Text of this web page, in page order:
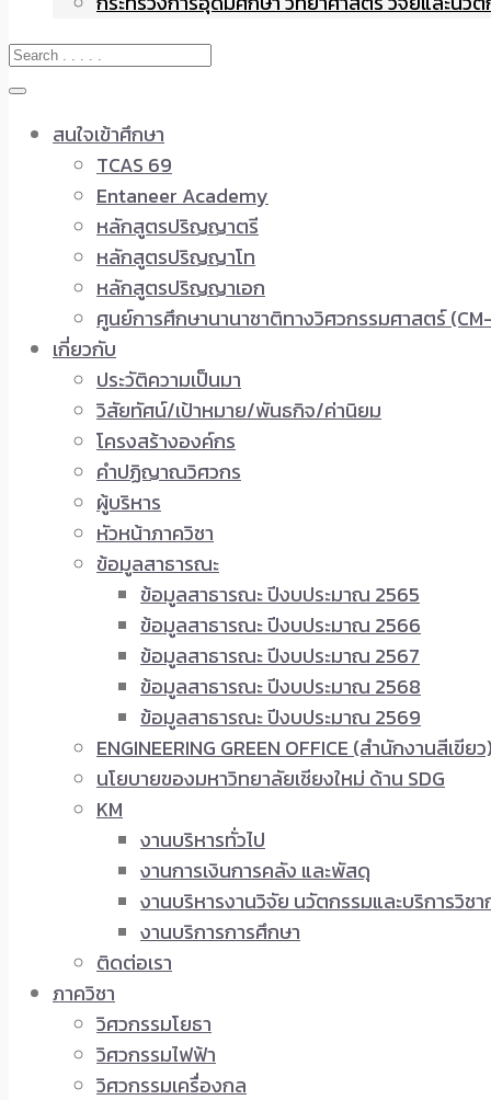
สนใจเข้าศึกษา
TCAS 69
Entaneer Academy
หลักสูตรปริญญาตรี
หลักสูตรปริญญาโท
หลักสูตรปริญญาเอก
ศูนย์การศึกษานานาชาติทางวิศวกรรมศาสตร์
เกี่ยวกับ
ประวัติความเป็นมา
วิสัยทัศน์/เป้าหมาย/พันธกิจ/ค่านิยม
โครงสร้างองค์กร
คำปฏิญาณวิศวกร
ผู้บริหาร
หัวหน้าภาควิชา
ข้อมูลสาธารณะ
ข้อมูลสาธารณะ ปีงบประมาณ 2565
ข้อมูลสาธารณะ ปีงบประมาณ 2566
ข้อมูลสาธารณะ ปีงบประมาณ 2567
ข้อมูลสาธารณะ ปีงบประมาณ 2568
ข้อมูลสาธารณะ ปีงบประมาณ 2569
ENGINEERING GREEN OFFICE (สำนักงานสีเขีย
นโยบายของมหาวิทยาลัยเชียงใหม่ ด้าน SDG
KM
งานบริหารทั่วไป
งานการเงินการคลัง และพัสดุ
งานบริหารงานวิจัย นวัตกรรมและบริการวิชา
งานบริการการศึกษา
ติดต่อเรา
ภาควิชา
วิศวกรรมโยธา
วิศวกรรมไฟฟ้า
วิศวกรรมเครื่องกล